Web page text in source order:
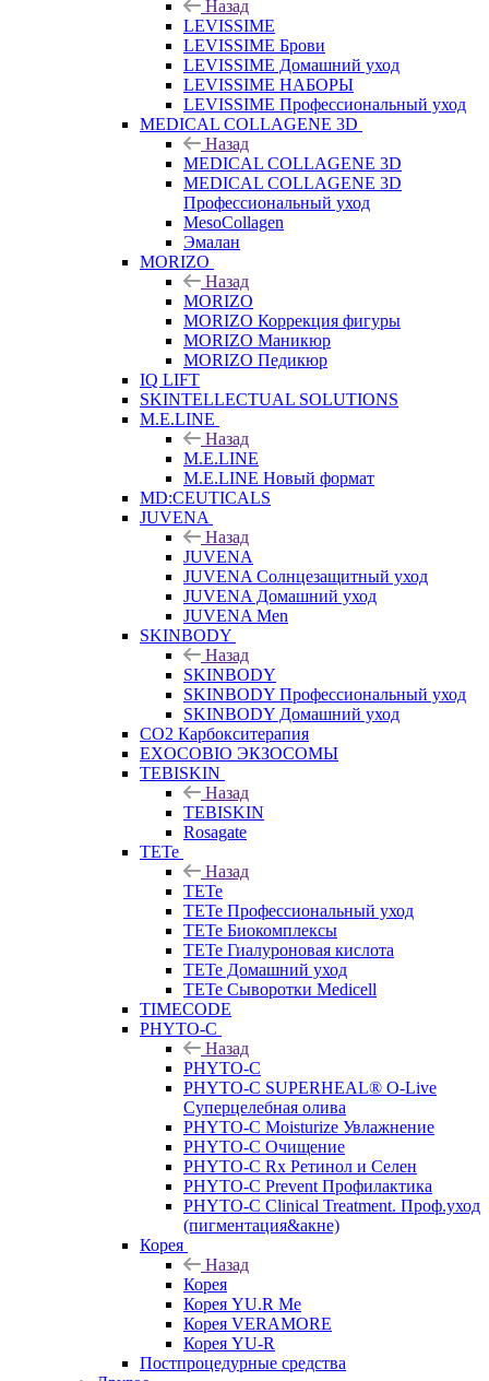
Назад
LEVISSIME
LEVISSIME Брови
LEVISSIME Домашний уход
LEVISSIME НАБОРЫ
LEVISSIME Профессиональный уход
MEDICAL COLLAGENE 3D
Назад
MEDICAL COLLAGENE 3D
MEDICAL COLLAGENE 3D
Профессиональный уход
MesoCollagen
Эмалан
MORIZO
Назад
MORIZO
MORIZO Коррекция фигуры
MORIZO Маникюр
MORIZO Педикюр
IQ LIFT
SKINTELLECTUAL SOLUTIONS
M.E.LINE
Назад
M.E.LINE
M.E.LINE Новый формат
MD:CEUTICALS
JUVENA
Назад
JUVENA
JUVENA Солнцезащитный уход
JUVENA Домашний уход
JUVENA Men
SKINBODY
Назад
SKINBODY
SKINBODY Профессиональный уход
SKINBODY Домашний уход
CO2 Карбокситерапия
EXOCOBIO ЭКЗОСОМЫ
TEBISKIN
Назад
TEBISKIN
Rosagate
TETe
Назад
TETe
TETe Профессиональный уход
TETe Биокомплексы
TETe Гиалуроновая кислота
TETe Домашний уход
TETe Сыворотки Medicell
TIMECODE
PHYTO-C
Назад
PHYTO-C
PHYTO-C SUPERHEAL® O-Live
Суперцелебная олива
PHYTO-C Moisturize Увлажнение
PHYTO-C Очищение
PHYTO-C Rx Ретинол и Селен
PHYTO-C Prevent Профилактика
PHYTO-C Clinical Treatment. Проф.уход
(пигментация&акне)
Корея
Назад
Корея
Корея YU.R Me
Корея VERAMORE
Корея YU-R
Постпроцедурные средства